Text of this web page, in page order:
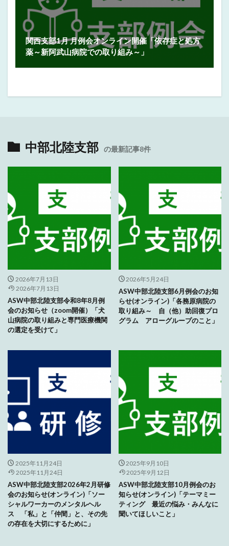
関西支部1月 月例会オンライン開催「依存症と処方
薬～新阿武山病院での取り組み～」
中部北陸支部 の最新記事8件
2026年7月13日
2026年7月13日
ASW中部北陸支部令和8年8月例
会のお知らせ（zoom開催）「犬
山病院の取り組みと専門医療機関
の選定を受けて」
2026年5月24日
ASW中部北陸支部6月例会のお知
らせ(オンライン)「各務原病院の
取り組み～ 自（他）助回復プロ
グラム アローグループのこと」
2025年11月24日
2025年11月24日
ASW中部北陸支部2026年2月研修
会のお知らせ(オンライン)「ソー
シャルワーカーのメンタルヘル
ス 「私」と「仲間」と、その先
の存在を大切にするために」
2025年9月10日
2025年9月12日
ASW中部北陸支部10月例会のお
知らせ(オンライン)「テーマミー
ティング 最近の悩み・みんなに
聞いてほしいこと」